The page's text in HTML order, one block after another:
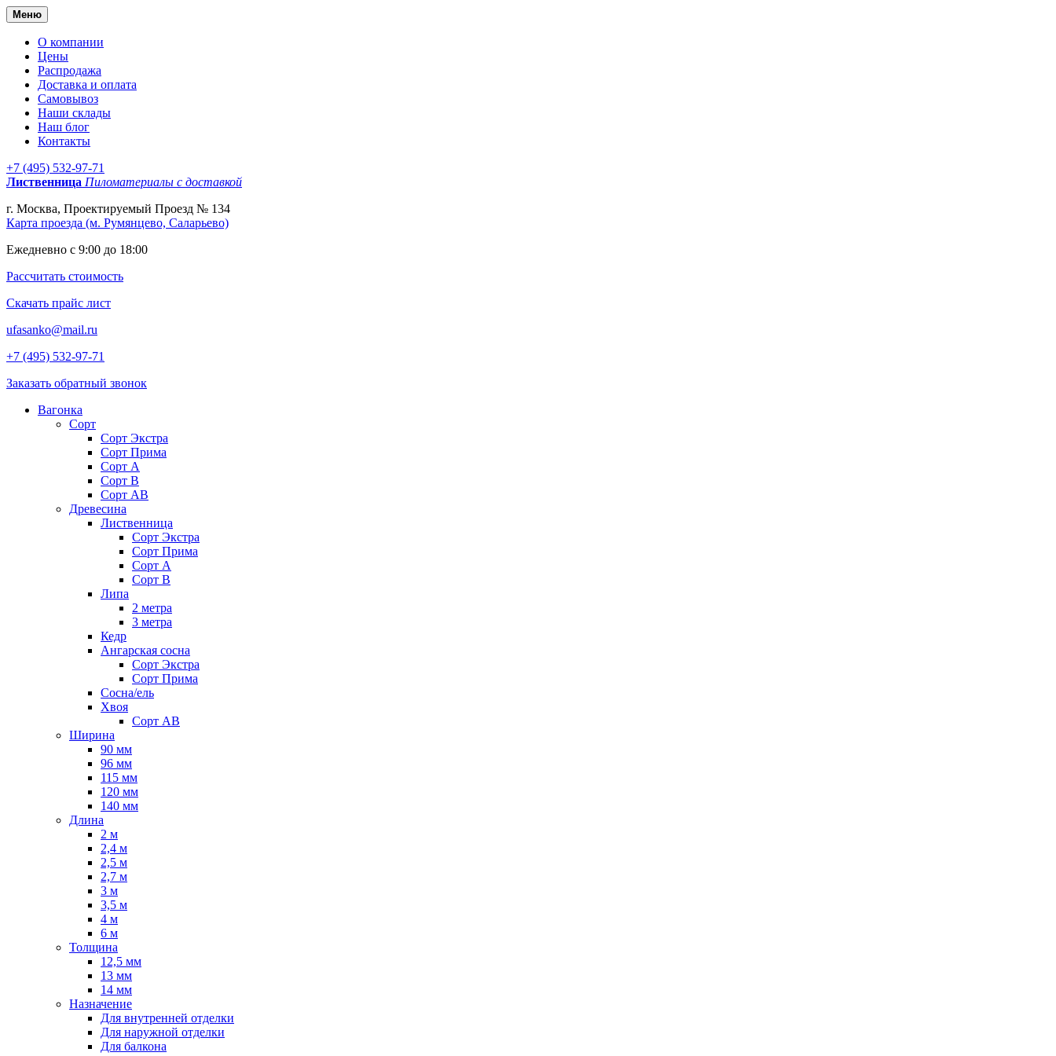
Меню
О компании
Цены
Распродажа
Доставка и оплата
Самовывоз
Наши склады
Наш блог
Контакты
+7 (495) 532-97-71
Лиственница Пиломатериалы с доставкой
г. Москва, Проектируемый Проезд № 134
Карта проезда (м. Румянцево, Саларьево)
Ежедневно с 9:00 до 18:00
Рассчитать стоимость
Скачать прайс лист
ufasanko@mail.ru
+7 (495) 532-97-71
Заказать обратный звонок
Вагонка
Сорт
Сорт Экстра
Сорт Прима
Сорт A
Сорт В
Сорт AB
Древесина
Лиственница
Сорт Экстра
Сорт Прима
Сорт А
Сорт В
Липа
2 метра
3 метра
Кедр
Ангарская сосна
Cорт Экстра
Сорт Прима
Сосна/ель
Хвоя
Сорт AB
Ширина
90 мм
96 мм
115 мм
120 мм
140 мм
Длина
2 м
2,4 м
2,5 м
2,7 м
3 м
3,5 м
4 м
6 м
Толщина
12,5 мм
13 мм
14 мм
Назначение
Для внутренней отделки
Для наружной отделки
Для балкона